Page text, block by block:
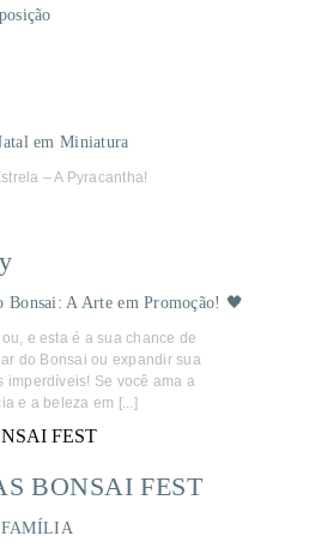
em Miniatura
– A Pyracantha!
Bonsai: A Arte em Promoção! 🖤
e esta é a sua chance de
do Bonsai ou expandir sua
imperdíveis! Se você ama a
e a beleza em [...]
BONSAI FEST